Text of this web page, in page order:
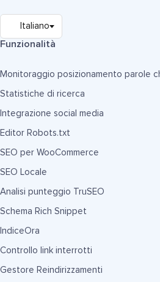
Funzionalità
Monitoraggio posizionamento parole
Statistiche di ricerca
Integrazione social media
Editor Robots.txt
SEO per WooCommerce
SEO Locale
Analisi punteggio TruSEO
Schema Rich Snippet
IndiceOra
Controllo link interrotti
Gestore Reindirizzamenti